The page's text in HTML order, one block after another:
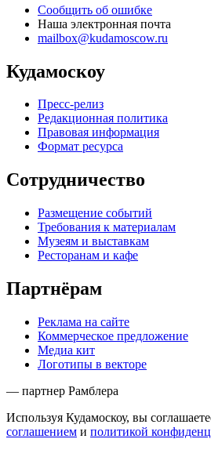
Сообщить об ошибке
Наша электронная почта
mailbox@kudamoscow.ru
Кудамоскоу
Пресс-релиз
Редакционная политика
Правовая информация
Формат ресурса
Сотрудничество
Размещение событий
Требования к материалам
Музеям и выставкам
Ресторанам и кафе
Партнёрам
Реклама на сайте
Коммерческое предложение
Медиа кит
Логотипы в векторе
— партнер Рамблера
Используя Кудамоскоу, вы
соглашением и политикой